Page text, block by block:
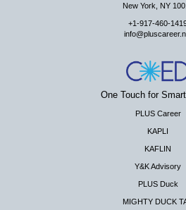
New York, NY
+1-917-460-
One Touch for
PLUS Career
KAPLI
KAFLIN
Y&K Advisory
PLUS Duck
MIGHTY DUCK